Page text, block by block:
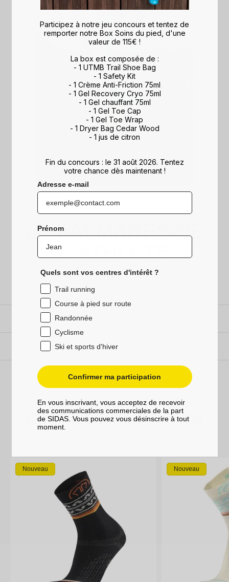
LE PALMARÈS DE
L'ATHLÈTE
2ème du Marathon du Mont-Blanc 90km 2024
Champion de France de Trail Short 2023
3ème de la CCC de l'UTMB Mont-Blanc 2021
SENTIER DE COURSE
JE M'ÉQUIPE AVEC THIBAUT
Nouveau Nouveau
Participez à notre jeu concours et tentez de
remporter notre Box Soins du pied, d'une
valeur de 115€ !
La box est composée de :
- 1 UTMB Trail Shoe Bag
- 1 Safety Kit
- 1 Crème Anti-Friction 75ml
- 1 Gel Recovery Cryo 75ml
- 1 Gel chauffant 75ml
- 1 Gel Toe Cap
- 1 Gel Toe Wrap
- 1 Dryer Bag Cedar Wood
- 1 jus de citron
Fin du concours : le 31 août 2026. Tentez
votre chance dès maintenant !
Adresse e-mail
Prénom
Quels sont vos centres d'intérêt ?
Trail running
Course à pied sur route
Randonnée
Cyclisme
Ski et sports d'hiver
Confirmer ma participation
En vous inscrivant, vous acceptez de recevoir
des communications commerciales de la part
de SIDAS. Vous pouvez vous désinscrire à tout
moment.